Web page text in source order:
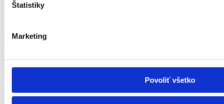
Štatistiky
Marketing
Povoliť všetko
Ostatné
úväzok
Vhodné pre
Mzda
Výhody
KĽÚČOVÉ SLOVO
firma